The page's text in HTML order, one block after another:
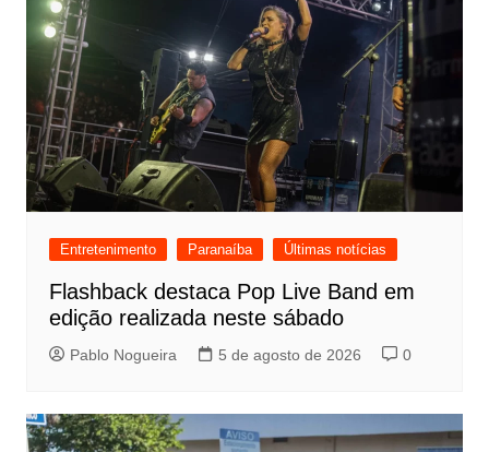
Entretenimento Paranaíba Últimas notícias
Flashback destaca Pop Live Band em
edição realizada neste sábado
Pablo Nogueira 5 de agosto de 2026 0